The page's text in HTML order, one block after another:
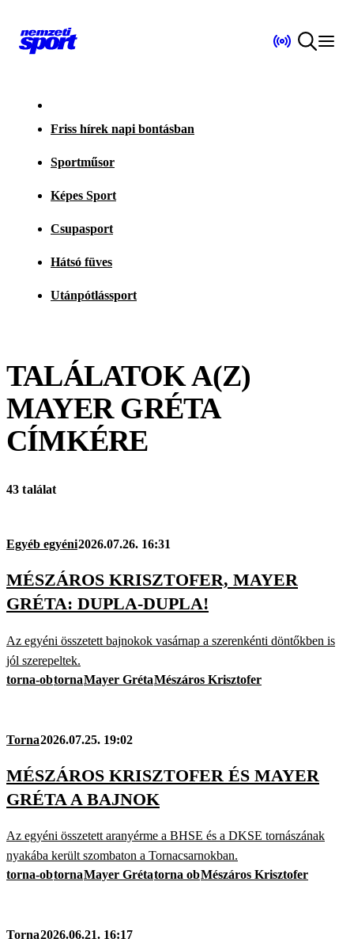
Friss hírek napi bontásban
Sportműsor
Képes Sport
Csupasport
Hátsó füves
Utánpótlássport
TALÁLATOK A(Z)
MAYER GRÉTA
CÍMKÉRE
43 találat
Egyéb egyéni2026.07.26. 16:31
MÉSZÁROS KRISZTOFER, MAYER
GRÉTA: DUPLA-DUPLA!
Az egyéni összetett bajnokok vasárnap a szerenkénti döntőkben is
jól szerepeltek.
torna-obtornaMayer GrétaMészáros Krisztofer
Torna2026.07.25. 19:02
MÉSZÁROS KRISZTOFER ÉS MAYER
GRÉTA A BAJNOK
Az egyéni összetett aranyérme a BHSE és a DKSE tornászának
nyakába került szombaton a Tornacsarnokban.
torna-obtornaMayer Grétatorna obMészáros Krisztofer
Torna2026.06.21. 16:17